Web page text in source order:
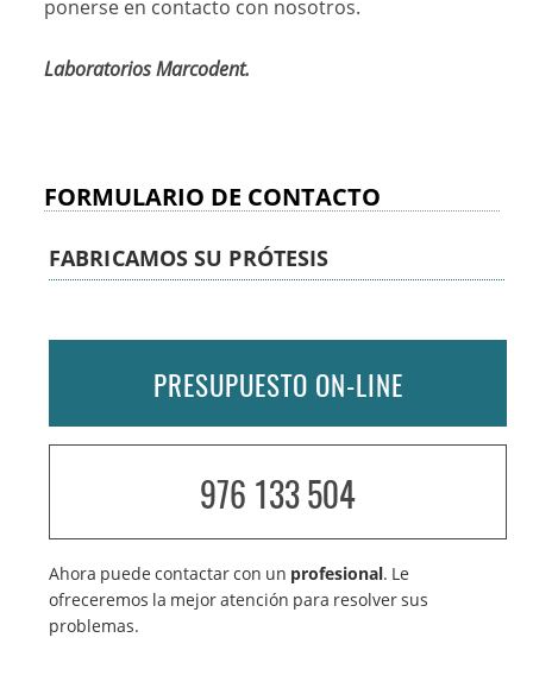
ponerse en contacto con nosotros.
Laboratorios Marcodent.
FORMULARIO DE CONTACTO
FABRICAMOS SU PRÓTESIS
PRESUPUESTO ON-LINE
976 133 504
Ahora puede contactar con un profesional. Le
ofreceremos la mejor atención para resolver sus
problemas.